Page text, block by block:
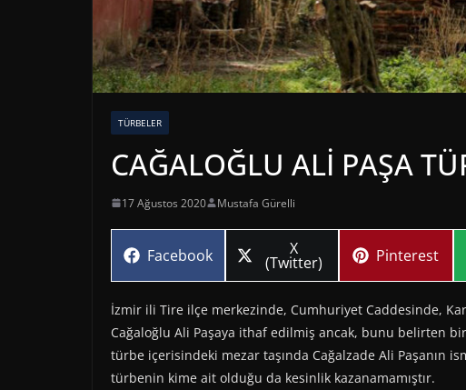
TÜRBELER
CAĞALOĞLU ALİ PAŞA
17 Ağustos 2020 Mustafa Gürelli
Share
Facebook Share
on
X
(Twitter) Share
Pinterest
İzmir ili Tire ilçe merkezinde, Cumhuriyet Caddesinde,
Cağaloğlu Ali Paşaya ithaf edilmiş ancak, bunu belirten
türbe içerisindeki mezar taşında Cağalzade Ali Paşanın
türbenin kime ait olduğu da kesinlik kazanamamıştır.